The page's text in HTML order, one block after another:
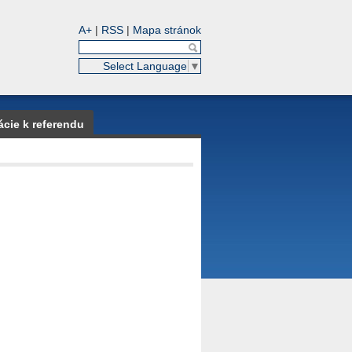
A+ | RSS | Mapa stránok
Select Language ▼
k referendu